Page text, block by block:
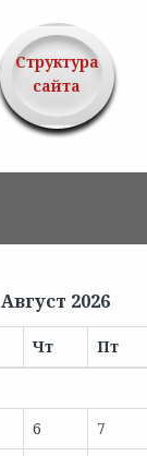
Структура
сайта
Август 2026
Чт Пт
6 7